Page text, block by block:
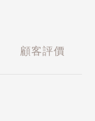
顧客評價